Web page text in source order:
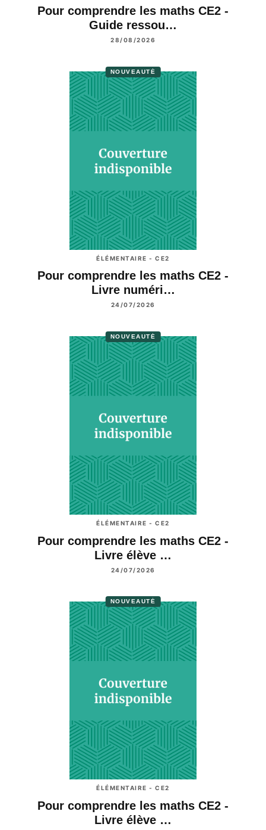
Pour comprendre les maths CE2 -
Guide ressou…
28/08/2026
NOUVEAUTÉ
ÉLÉMENTAIRE - CE2
Pour comprendre les maths CE2 -
Livre numéri…
24/07/2026
NOUVEAUTÉ
ÉLÉMENTAIRE - CE2
Pour comprendre les maths CE2 -
Livre élève …
24/07/2026
NOUVEAUTÉ
ÉLÉMENTAIRE - CE2
Pour comprendre les maths CE2 -
Livre élève …